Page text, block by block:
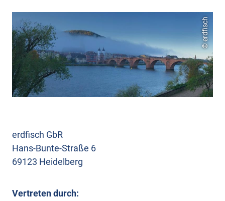
©
erdfisch
erdfisch GbR
Hans-Bunte-Straße 6
69123 Heidelberg
Vertreten durch: